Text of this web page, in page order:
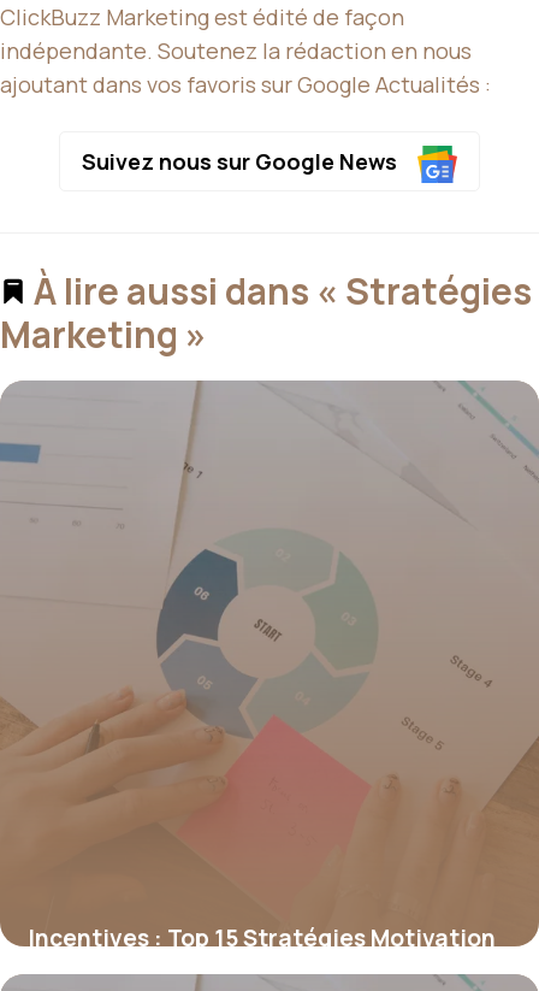
ClickBuzz Marketing est édité de façon
indépendante. Soutenez la rédaction en nous
ajoutant dans vos favoris sur Google Actualités :
Suivez nous sur Google News
À lire aussi dans « Stratégies
Marketing »
Incentives : Top 15 Stratégies Motivation
2026